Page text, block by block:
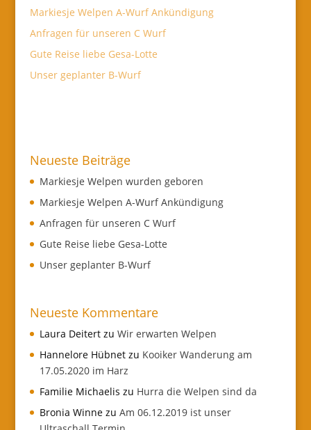
Markiesje Welpen A-Wurf Ankündigung
Anfragen für unseren C Wurf
Gute Reise liebe Gesa-Lotte
Unser geplanter B-Wurf
Neueste Beiträge
Markiesje Welpen wurden geboren
Markiesje Welpen A-Wurf Ankündigung
Anfragen für unseren C Wurf
Gute Reise liebe Gesa-Lotte
Unser geplanter B-Wurf
Neueste Kommentare
Laura Deitertzu Wir erwarten Welpen
Hannelore Hübnetzu Kooiker Wanderung am
17.05.2020 im Harz
Familie Michaelis zu Hurra die Welpen sind da
Bronia Winnezu Am 06.12.2019 ist unser